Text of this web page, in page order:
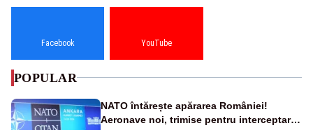
Facebook YouTube
POPULAR
NATO întărește apărarea României!
Aeronave noi, trimise pentru interceptarea